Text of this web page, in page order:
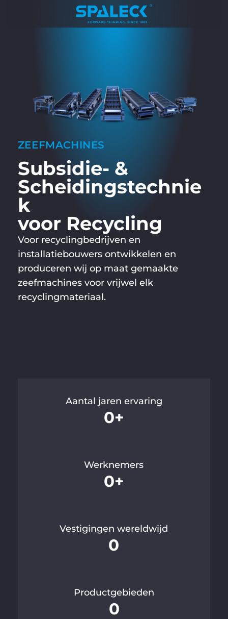
ZEEFMACHINES
Subsidie- &
Scheidingstechnie
k
voor Recycling
Voor recyclingbedrijven en
installatiebouwers ontwikkelen en
produceren wij op maat gemaakte
zeefmachines voor vrijwel elk
recyclingmateriaal.
Aantal jaren ervaring
0+
Werknemers
0+
Vestigingen wereldwijd
0
Productgebieden
0